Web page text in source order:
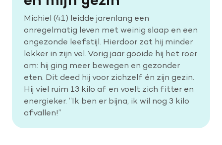
Help mee met tijd
Leven met
Wetenschappelijk onderzoek
Doneer
Michiel (41) leidde jarenlang een
onregelmatig leven met weinig slaap en een
ongezonde leefstijl. Hierdoor zat hij minder
lekker in zijn vel. Vorig jaar gooide hij het roer
om: hij ging meer bewegen en gezonder
eten. Dit deed hij voor zichzelf én zijn gezin.
Hij viel ruim 13 kilo af en voelt zich fitter en
energieker. “Ik ben er bijna, ik wil nog 3 kilo
afvallen!”